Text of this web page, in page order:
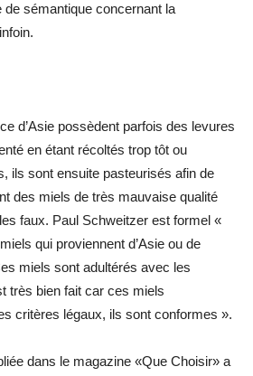
de sémantique concernant la
d’Asie possèdent parfois des levures
en étant récoltés trop tôt ou
ils sont ensuite pasteurisés afin de
des miels de très mauvaise qualité
faux. Paul Schweitzer est formel «
qui proviennent d’Asie ou de
miels sont adultérés avec les
très bien fait car ces miels
critères légaux, ils sont conformes ».
dans le magazine «Que Choisir» a